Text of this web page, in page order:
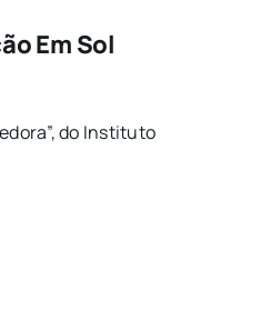
Em Sol
do Instituto